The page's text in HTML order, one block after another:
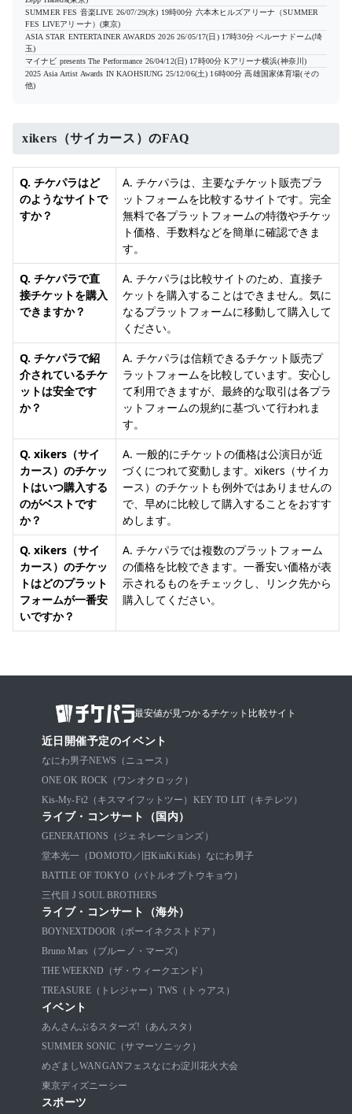
SUMMER FES 音楽LIVE 26/07/29(水) 19時00分 六本木ヒルズアリーナ（SUMMER
FES LIVEアリーナ）(東京)
ASIA STAR ENTERTAINER AWARDS 2026 26/05/17(日) 17時30分 ベルーナドーム(埼
玉)
マイナビ presents The Performance 26/04/12(日) 17時00分 Kアリーナ横浜(神奈川)
2025 Asia Artist Awards IN KAOHSIUNG 25/12/06(土) 16時00分 高雄国家体育場(その
他)
xikers（サイカース）のFAQ
Q. チケパラはど
のようなサイトで
すか？
A. チケパラは、主要なチケット販売プラ
ットフォームを比較するサイトです。完全
無料で各プラットフォームの特徴やチケッ
ト価格、手数料などを簡単に確認できま
す。
Q. チケパラで直
接チケットを購入
できますか？
A. チケパラは比較サイトのため、直接チ
ケットを購入することはできません。気に
なるプラットフォームに移動して購入して
ください。
Q. チケパラで紹
介されているチケ
ットは安全です
か？
A. チケパラは信頼できるチケット販売プ
ラットフォームを比較しています。安心し
て利用できますが、最終的な取引は各プラ
ットフォームの規約に基づいて行われま
す。
Q. xikers（サイ
カース）のチケッ
トはいつ購入する
のがベストです
か？
A. 一般的にチケットの価格は公演日が近
づくにつれて変動します。xikers（サイカ
ース）のチケットも例外ではありませんの
で、早めに比較して購入することをおすす
めします。
Q. xikers（サイ
カース）のチケッ
トはどのプラット
フォームが一番安
いですか？
A. チケパラでは複数のプラットフォーム
の価格を比較できます。一番安い価格が表
示されるものをチェックし、リンク先から
購入してください。
最安値が見つかるチケット比較サイト
近日開催予定のイベント
なにわ男子NEWS（ニュース）
ONE OK ROCK（ワンオクロック）
Kis-My-Ft2（キスマイフットツー） KEY TO LIT（キテレツ）
ライブ・コンサート（国内）
GENERATIONS（ジェネレーションズ）
堂本光一（DOMOTO／旧KinKi Kids） なにわ男子
BATTLE OF TOKYO（バトルオブトウキョウ）
三代目 J SOUL BROTHERS
ライブ・コンサート（海外）
BOYNEXTDOOR（ボーイネクストドア）
Bruno Mars（ブルーノ・マーズ）
THE WEEKND（ザ・ウィークエンド）
TREASURE（トレジャー） TWS（トゥアス）
イベント
あんさんぶるスターズ!（あんスタ）
SUMMER SONIC（サマーソニック）
めざましWANGANフェスなにわ淀川花火大会
東京ディズニーシー
スポーツ